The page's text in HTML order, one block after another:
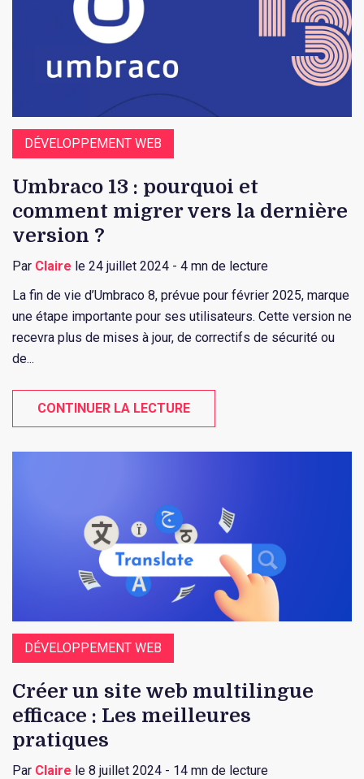
DÉVELOPPEMENT WEB
Umbraco 13 : pourquoi et
comment migrer vers la dernière
version ?
Par Claire le 24 juillet 2024 - 4 mn de lecture
La fin de vie d’Umbraco 8, prévue pour février 2025, marque
une étape importante pour ses utilisateurs. Cette version ne
recevra plus de mises à jour, de correctifs de sécurité ou
de...
CONTINUER LA LECTURE
DÉVELOPPEMENT WEB
Créer un site web multilingue
efficace : Les meilleures
pratiques
Par Claire le 8 juillet 2024 - 14 mn de lecture